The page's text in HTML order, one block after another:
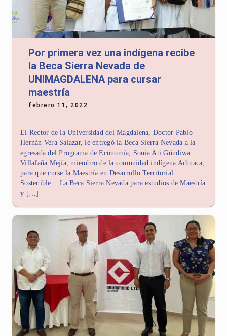
Por primera vez una indígena recibe
la Beca Sierra Nevada de
UNIMAGDALENA para cursar
maestría
febrero 11, 2022
El Rector de la Universidad del Magdalena, Doctor Pablo
Hernán Vera Salazar, le entregó la Beca Sierra Nevada a la
egresada del Programa de Economía, Sonia Ati Gúndiwa
Villafaña Mejía, miembro de la comunidad indígena Arhuaca,
para que curse la Maestría en Desarrollo Territorial
Sostenible. La Beca Sierra Nevada para estudios de Maestría
y […]